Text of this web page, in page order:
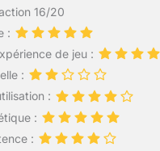
16/20
:
de jeu :
:
:
:
: